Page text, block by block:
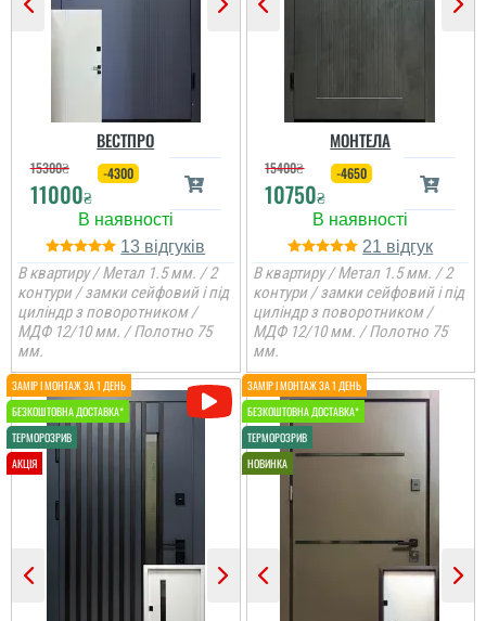
ВЕСТПРО
15300₴
11000₴
-4300
13
В квартиру / Метал 1.5 мм. / 2
контури / замки сейфовий і під
циліндр з поворотником /
МДФ 12/10 мм. / Полотно 75
мм.
МОНТЕЛА
15400₴
10750₴
-4650
21
В квартиру / Метал 1.5 мм. / 2
контури / замки сейфовий і під
циліндр з поворотником /
МДФ 12/10 мм. / Полотно 75
мм.